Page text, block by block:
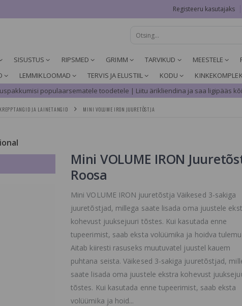
Registeeru kasutajaks
SISUSTUS RIPSMED GRIMM TARVIKUD MEESTELE
LEMMIKLOOMAD TERVIS JA ELUSTIIL KODU
populaarsematele toodetele | Liitu ärikliendina ja saa ligipääs
JA LAINETANGID MINI VOLUME IRON JUURETÕSTJA
Mini VOLUME IRON
Roosa
Mini VOLUME IRON juuretõstja Väikesed 3-sakiga
juuretõstjad, millega saate lisada oma juustele
kohevust juuksejuuri tõstes. Kui kasutada enne
tupeerimist, saab eksta volüümika ja hoidva
Aitab kiiresti rasuseks muutuvatel juustel kauem
puhtana seista. Väikesed 3-sakiga juuretõstjad,
saate lisada oma juustele ekstra kohevust
tõstes. Kui kasutada enne tupeerimist, saab eksta
volüümika ja hoid...